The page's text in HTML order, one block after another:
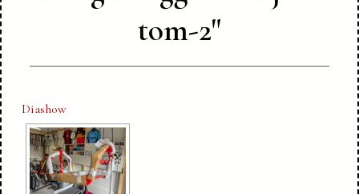
tom-2"
Diashow